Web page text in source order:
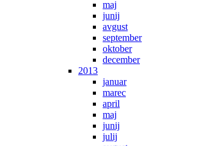
maj
junij
avgust
september
oktober
december
2013
januar
marec
april
maj
junij
julij